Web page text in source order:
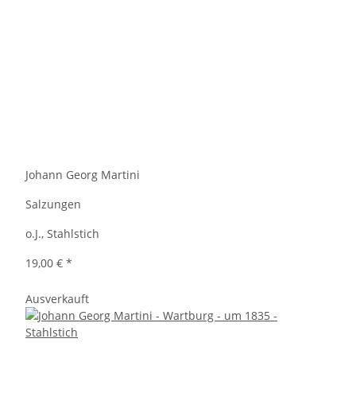
Johann Georg Martini
Salzungen
o.J., Stahlstich
19,00 € *
Ausverkauft